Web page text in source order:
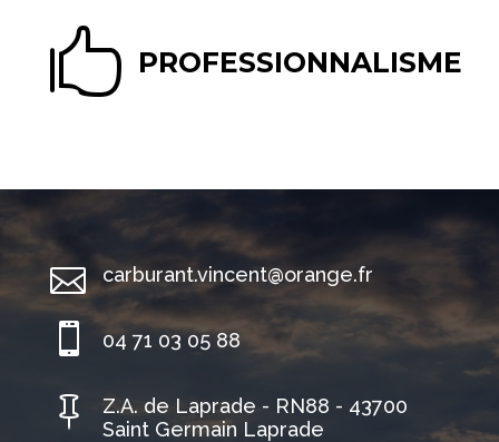
 PROFESSIONNALISME
 carburant.vincent@orange.fr
 04 71 03 05 88

Z.A. de Laprade - RN88 - 43700
Saint Germain Laprade